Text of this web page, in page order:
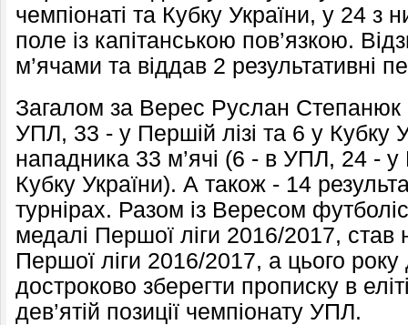
чемпіонаті та Кубку України, у 24 з
поле із капітанською пов’язкою.
м’ячами та віддав 2 результативні
Загалом за Верес Руслан Степанюк
УПЛ, 33 - у Першій лізі та 6 у Кубку
нападника 33 м’ячі (6 - в УПЛ, 24 - у
Кубку України). А також - 14
турнірах. Разом із Вересом
медалі Першої ліги 2016/2017,
Першої ліги 2016/2017, а цього року
достроково зберегти прописку в
дев’ятій позиції чемпіонату УПЛ.